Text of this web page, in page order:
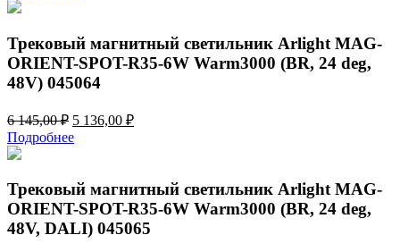
152,00 ₽.
Трековый магнитный светильник Arlight MAG-
ORIENT-SPOT-R35-6W Warm3000 (BR, 24 deg,
48V) 045064
6 145,00₽ Первоначальная
цена
составляла
145,00 ₽.
5 136,00 ₽Текущая
Подробнее
Трековый магнитный светильник Arlight MAG-
ORIENT-SPOT-R35-6W Warm3000 (BR, 24 deg,
48V, DALI) 045065